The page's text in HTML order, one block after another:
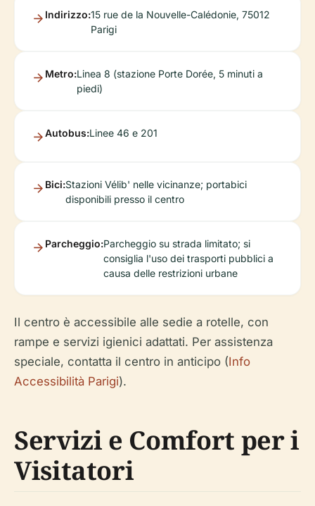
Indirizzo:15 rue de la Nouvelle-Calédonie, 75012
Parigi
Metro:Linea 8 (stazione Porte Dorée, 5 minuti a
piedi)
Autobus:Linee 46 e 201
Bici:Stazioni Vélib' nelle vicinanze; portabici
disponibili presso il centro
Parcheggio:Parcheggio su strada limitato; si
consiglia l'uso dei trasporti pubblici a
causa delle restrizioni urbane
Il centro è accessibile alle sedie a rotelle, con
rampe e servizi igienici adattati. Per assistenza
speciale, contatta il centro in anticipo (Info
Accessibilità Parigi).
Servizi e Comfort per i
Visitatori